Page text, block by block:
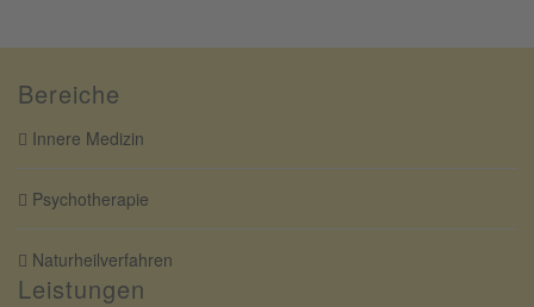
Bereiche
Innere Medizin
Psychotherapie
Naturheilverfahren
Leistungen